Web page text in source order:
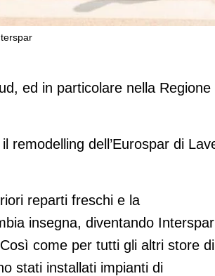
a Lavello il
ed in particolare nella Regione
remodelling dell’Eurospar di
reparti freschi e la
insegna, diventando Interspar
come per tutti gli altri store di
stati installati impianti di